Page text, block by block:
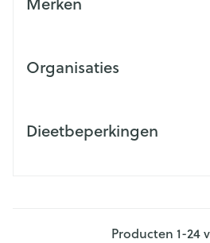
Organisaties
Dieetbeperkingen
Producten 1-24